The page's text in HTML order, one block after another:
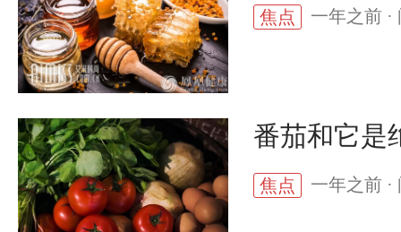
焦点 一年之前 ·
番茄和它是
焦点 一年之前 ·